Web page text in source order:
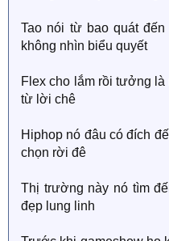
Tao nói từ bao quát
không nhìn biểu quyết
Flex cho lắm rồi tưởng
từ lời chê
Hiphop nó đâu có đích
chọn rời đê
Thị trường này nó tìm
đẹp lung linh